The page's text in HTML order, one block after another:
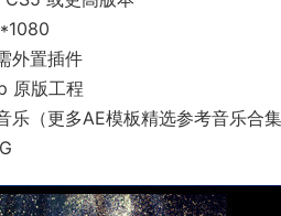
外置插件
原版工程
乐（更多AE模板精选参考音乐合